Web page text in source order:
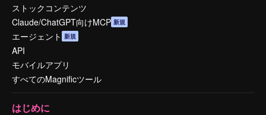
ストックコンテンツ
Claude/ChatGPT向けMCP 新規
エージェント 新規
API
モバイルアプリ
すべてのMagnificツール
はじめに